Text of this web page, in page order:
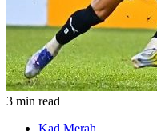
3 min read